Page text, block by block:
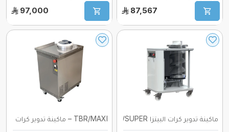
87,567
97,000
ماكينة تدوير كرات البيتزا TBR/SUPER ... TBR/MAXI – ماكينة تدوير كرات البيتزا (ما ...